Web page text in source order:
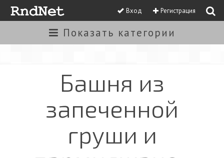
Вход Регистрация
Показать категории
Башня из
запеченной
груши и